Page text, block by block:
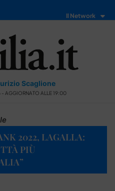
Il Network
Scaglione
- AGGIORNATO ALLE 19:00
2022, LA­GAL­LA:
PIÙ